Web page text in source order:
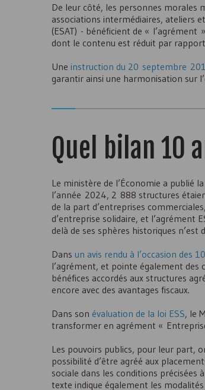
De leur côté, les personnes morales
associations intermédiaires, ateliers
(ESAT) - bénéficient de « l’agrément
dont le contenu est réduit par
Une instruction du 20 septembre
garantir ainsi une harmonisation sur
Quel bilan 10
Le ministère de l’Économie a publié
l’année 2024, 2 888 structures
de la part d’entreprises
d’entreprise solidaire, et l’agrément
delà de ses sphères historiques n’est
Dans un avis rendu à l’occasion des
l’agrément, et pointe également des
bénéfices accordés aux structures
encore avec des avantages fiscaux.
Dans son évaluation de la loi ESS, le
transformer en agrément «
Les pouvoirs publics, pour leur part,
possibilité d’être agréé aux
sociale dans les conditions
texte indique également les modalités